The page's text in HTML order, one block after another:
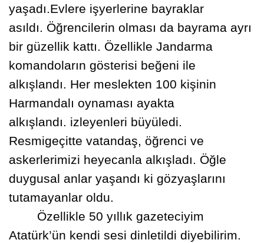
yaşadı.Evlere işyerlerine bayraklar
asıldı. Öğrencilerin olması da bayrama ayrı
bir güzellik kattı. Özellikle Jandarma
komandoların gösterisi beğeni ile
alkışlandı. Her meslekten 100 kişinin
Harmandalı oynaması ayakta
alkışlandı. izleyenleri büyüledi.
Resmigeçitte vatandaş, öğrenci ve
askerlerimizi heyecanla alkışladı. Öğle
duygusal anlar yaşandı ki gözyaşlarını
tutamayanlar oldu.
Özellikle 50 yıllık gazeteciyim
Atatürk’ün kendi sesi dinletildi diyebilirim.